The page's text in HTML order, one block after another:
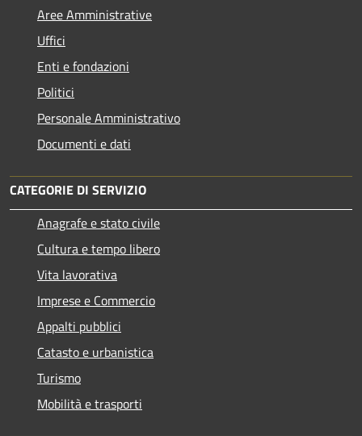
Aree Amministrative
Uffici
Enti e fondazioni
Politici
Personale Amministrativo
Documenti e dati
CATEGORIE DI SERVIZIO
Anagrafe e stato civile
Cultura e tempo libero
Vita lavorativa
Imprese e Commercio
Appalti pubblici
Catasto e urbanistica
Turismo
Mobilità e trasporti